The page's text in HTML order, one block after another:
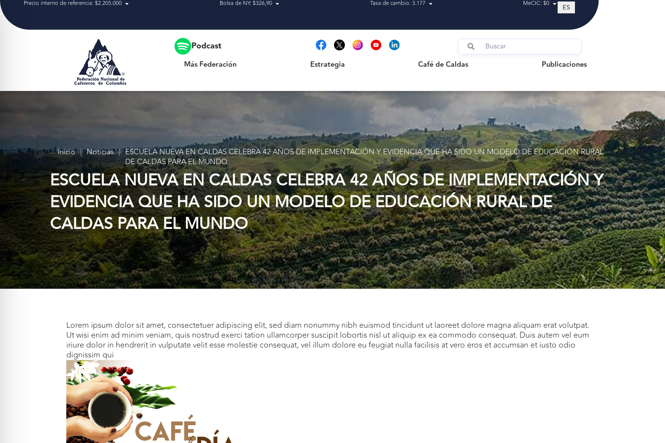
Precio interno de referencia: $2.205.000 Bolsa de NY: $326,90 Tasa de cambio: 3.177 MeCIC: $0 ES
Podcast
Más Federación Estrategia Café de Caldas Publicaciones
Publicaciones
Inicio | Noticias | ESCUELA NUEVA EN CALDAS CELEBRA 42 AÑOS DE IMPLEMENTACIÓN Y EVIDENCIA QUE HA SIDO UN MODELO DE EDUCACIÓN RURAL
DE CALDAS PARA EL MUNDO
ESCUELA NUEVA EN CALDAS CELEBRA 42 AÑOS DE IMPLEMENTACIÓN Y
EVIDENCIA QUE HA SIDO UN MODELO DE EDUCACIÓN RURAL DE
CALDAS PARA EL MUNDO
Lorem ipsum dolor sit amet, consectetuer adipiscing elit, sed diam nonummy nibh euismod tincidunt ut laoreet dolore magna aliquam erat volutpat.
Ut wisi enim ad minim veniam, quis nostrud exerci tation ullamcorper suscipit lobortis nisl ut aliquip ex ea commodo consequat. Duis autem vel eum
iriure dolor in hendrerit in vulputate velit esse molestie consequat, vel illum dolore eu feugiat nulla facilisis at vero eros et accumsan et iusto odio
dignissim qui